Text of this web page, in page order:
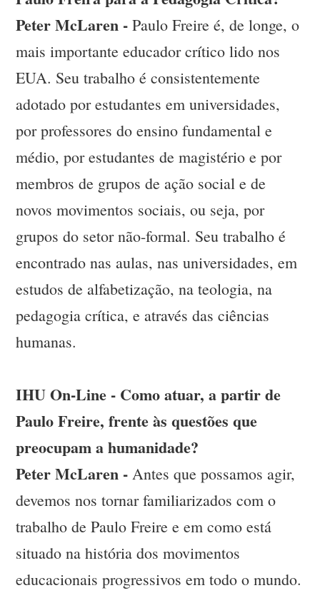
Peter McLaren - Paulo Freire é, de longe, o
mais importante educador crítico lido nos
EUA. Seu trabalho é consistentemente
adotado por estudantes em universidades,
por professores do ensino fundamental e
médio, por estudantes de magistério e por
membros de grupos de ação social e de
novos movimentos sociais, ou seja, por
grupos do setor não-formal. Seu trabalho é
encontrado nas aulas, nas universidades, em
estudos de alfabetização, na teologia, na
pedagogia crítica, e através das ciências
humanas.
IHU On-Line - Como atuar, a partir de
Paulo Freire, frente às questões que
preocupam a humanidade?
Peter McLaren - Antes que possamos agir,
devemos nos tornar familiarizados com o
trabalho de Paulo Freire e em como está
situado na história dos movimentos
educacionais progressivos em todo o mundo.